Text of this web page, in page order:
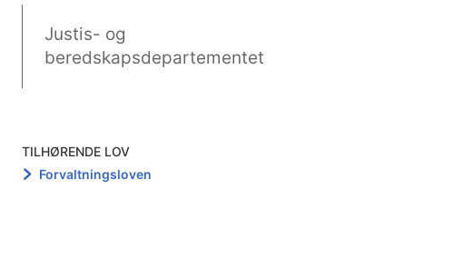
Justis- og
beredskapsdepartementet
TILHØRENDE LOV
Forvaltningsloven